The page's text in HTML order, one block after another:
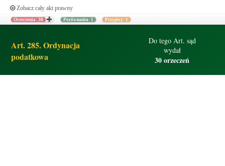
Zobacz cały akt prawny
Orzeczenia: 30 Porównania: 1 Przypisy: 1
Art. 285. Ordynacja
podatkowa
Do tego Art. sąd
wydał
30 orzeczeń